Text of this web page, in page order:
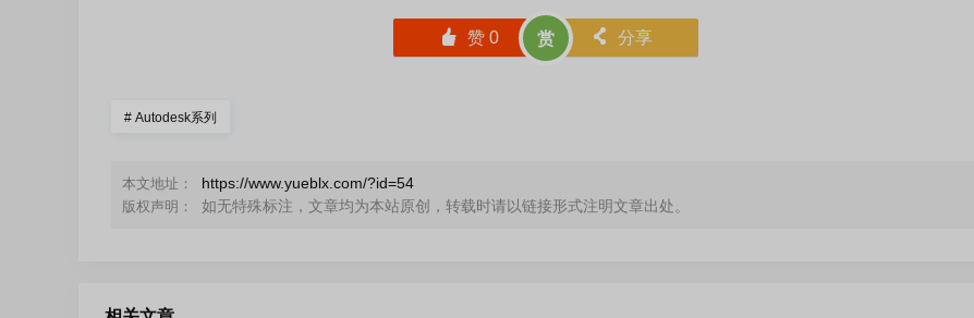
󰄼 赞 0 赏 󰄯 分享
# Autodesk系列
本文地址： https://www.yueblx.com/?id=54
版权声明： 如无特殊标注，文章均为本站原创，转载时请以链接形式注明文章出处。